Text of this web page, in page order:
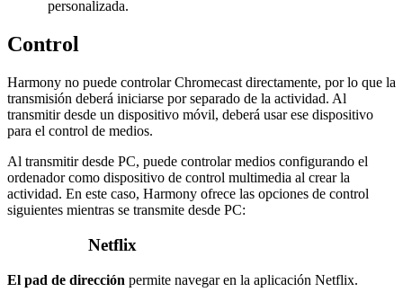
personalizada.
Control
Harmony no puede controlar Chromecast directamente, por lo que la
transmisión deberá iniciarse por separado de la actividad. Al
transmitir desde un dispositivo móvil, deberá usar ese dispositivo
para el control de medios.
Al transmitir desde PC, puede controlar medios configurando el
ordenador como dispositivo de control multimedia al crear la
actividad. En este caso, Harmony ofrece las opciones de control
siguientes mientras se transmite desde PC:
Netflix
El pad de dirección permite navegar en la aplicación Netflix.